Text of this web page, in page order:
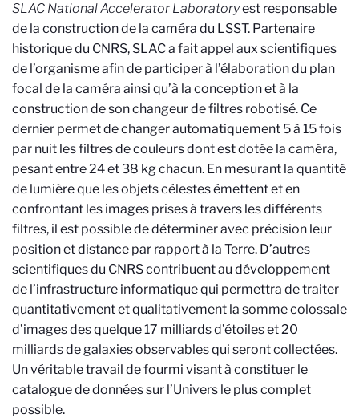
SLAC National Accelerator Laboratoryest responsable
de la construction de la caméra du LSST. Partenaire
historique du CNRS, SLAC a fait appel aux scientifiques
de l’organisme afin de participer à l’élaboration du plan
focal de la caméra ainsi qu’à la conception et à la
construction de son changeur de filtres robotisé. Ce
dernier permet de changer automatiquement 5 à 15 fois
par nuit les filtres de couleurs dont est dotée la caméra,
pesant entre 24 et 38 kg chacun. En mesurant la quantité
de lumière que les objets célestes émettent et en
confrontant les images prises à travers les différents
filtres, il est possible de déterminer avec précision leur
position et distance par rapport à la Terre. D’autres
scientifiques du CNRS contribuent au développement
de l’infrastructure informatique qui permettra de traiter
quantitativement et qualitativement la somme colossale
d’images des quelque 17 milliards d’étoiles et 20
milliards de galaxies observables qui seront collectées.
Un véritable travail de fourmi visant à constituer le
catalogue de données sur l’Univers le plus complet
possible.